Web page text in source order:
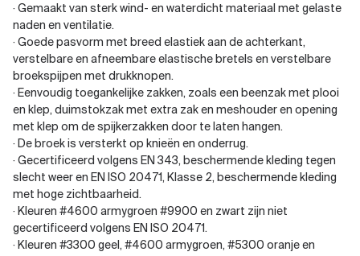
· Gemaakt van sterk wind- en waterdicht materiaal met gelaste
naden en ventilatie.
· Goede pasvorm met breed elastiek aan de achterkant,
verstelbare en afneembare elastische bretels en verstelbare
broekspijpen met drukknopen.
· Eenvoudig toegankelijke zakken, zoals een beenzak met plooi
en klep, duimstokzak met extra zak en meshouder en opening
met klep om de spijkerzakken door te laten hangen.
· De broek is versterkt op knieën en onderrug.
· Gecertificeerd volgens EN 343, beschermende kleding tegen
slecht weer en EN ISO 20471, Klasse 2, beschermende kleding
met hoge zichtbaarheid.
· Kleuren #4600 armygroen #9900 en zwart zijn niet
gecertificeerd volgens EN ISO 20471.
· Kleuren #3300 geel, #4600 armygroen, #5300 oranje en